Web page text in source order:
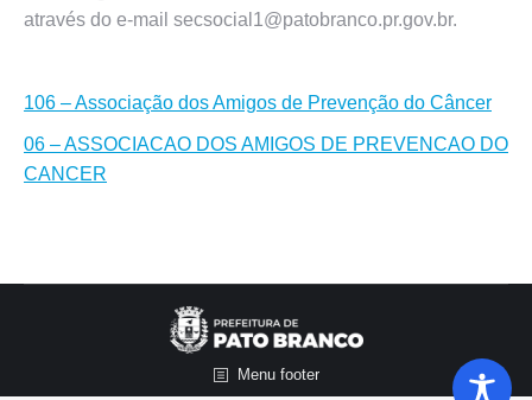
através do e-mail secsocial1@patobranco.pr.gov.br.
106 – Associação dos Amigos de Prevenção do Câncer
06 – ASSOCIACAO DOS AMIGOS DE PREVENCAO DO
CANCER
Menu footer